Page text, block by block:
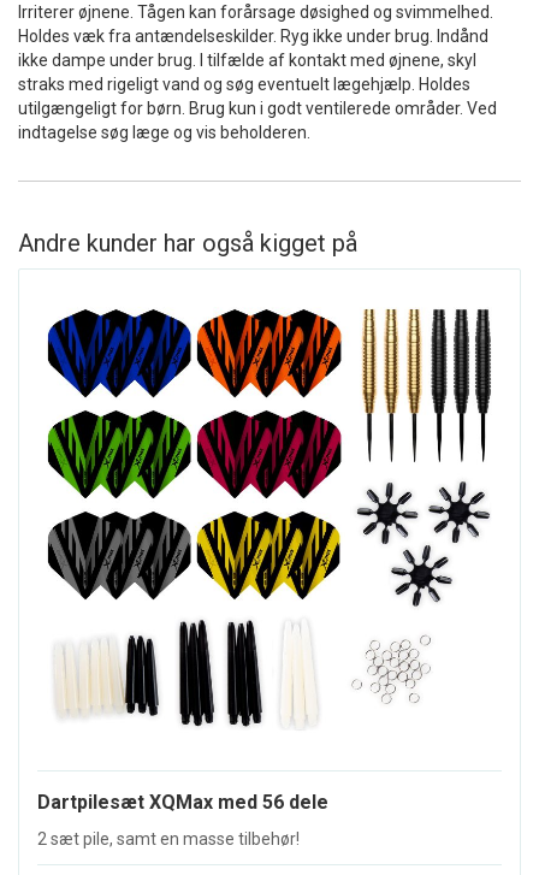
Irriterer øjnene. Tågen kan forårsage døsighed og svimmelhed.
Holdes væk fra antændelseskilder. Ryg ikke under brug. Indånd
ikke dampe under brug. I tilfælde af kontakt med øjnene, skyl
straks med rigeligt vand og søg eventuelt lægehjælp. Holdes
utilgængeligt for børn. Brug kun i godt ventilerede områder. Ved
indtagelse søg læge og vis beholderen.
Andre kunder har også kigget på
Dartpilesæt XQMax med 56 dele
2 sæt pile, samt en masse tilbehør!